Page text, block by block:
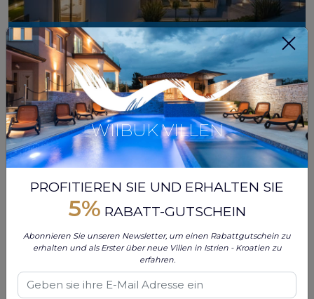
-20% Rabattzeitraum 05 Sep - 09 Jan 2027
PJESCANA UVALA, MEDULIN, KROATIEN 5.0
Max. gäste:10
2 bewertungen
Schöne Villa mit Pool und Meerblick, 4 Schlafzimmer, 4 Bäder, 1 WC, max. 8 + 2 Personen, privater Parkplatz, Außenküche, kostenfreies WLAN, 20 m vom Strand entfernt, 5 min. vom Zentrum von Pula, 25 min. von Rovinj
Aus € 5.188 € 4.150 / woche
GÄSTE-TIPP
MEHRWERT
-15% Rabattzeitraum 01 Aug - 15 Aug 2026
WIIBUK VILLEN
PROFITIEREN SIE UND ERHALTEN SIE
5% RABATT-GUTSCHEIN
Abonnieren Sie unseren Newsletter, um einen Rabattgutschein zu
erhalten und als Erster über neue Villen in Istrien - Kroatien zu
erfahren.